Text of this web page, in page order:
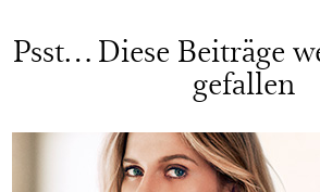
Psst… Diese Beiträge
gefallen